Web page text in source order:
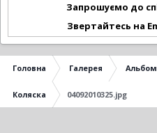
Запрошуємо до
Звертайтесь на
Головна Галерея
Коляска 04092010325.jpg